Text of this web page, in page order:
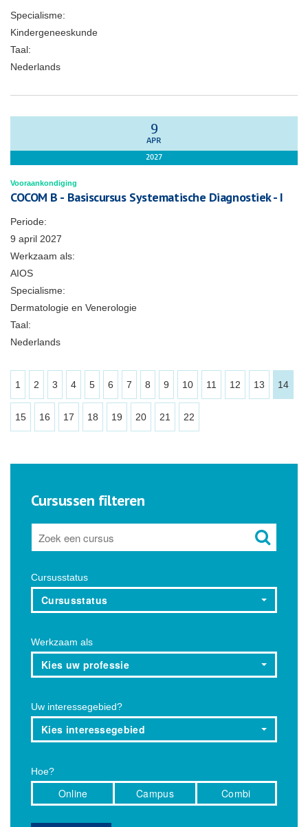
Specialisme:
Kindergeneeskunde
Taal:
Nederlands
9
APR
2027
Vooraankondiging
COCOM B - Basiscursus Systematische Diagnostiek - I
Periode:
9 april 2027
Werkzaam als:
AIOS
Specialisme:
Dermatologie en Venerologie
Taal:
Nederlands
1 2 3 4 5 6 7 8 9 10 11 12 13 14
15 16 17 18 19 20 21 22
Cursussen filteren
Cursusstatus
Cursusstatus
Werkzaam als
Kies uw professie
Uw interessegebied?
Kies interessegebied
Hoe?
Online Campus Combi